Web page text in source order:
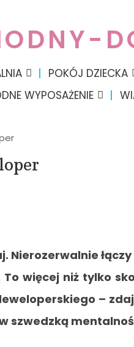
POKÓJ DZIECKA
WYPOSAŻENIE
więcej niż tylko
–
szwedzką